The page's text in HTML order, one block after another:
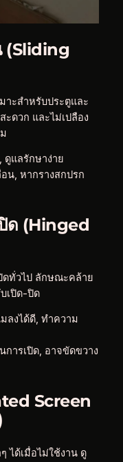
(Sliding
าะสำหรับประตูและ
ะดวก และไม่เปลือง
แลรักษาง่าย
น, หากรางสกปรก
ด (Hinged
ดทั่วไป ลักษณะคล้าย
เปิด-ปิด
ลงได้ดี, ทำความ
ารเปิด, อาจขัดขวาง
Screen
ได้เมื่อไม่ใช้งาน ดู